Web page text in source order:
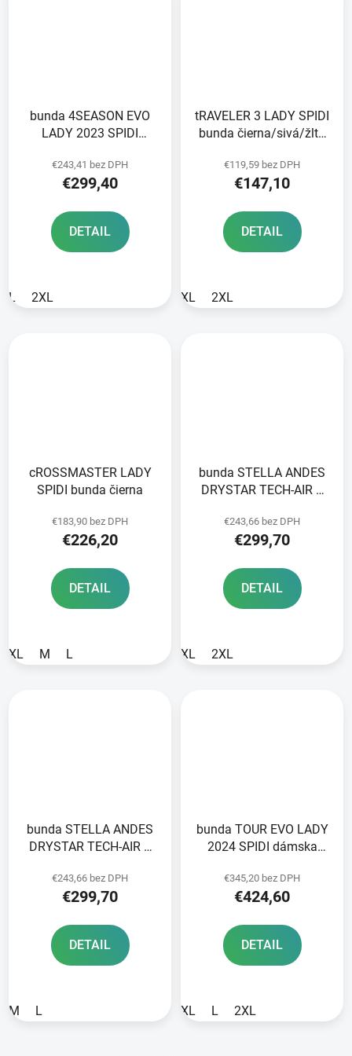
bunda 4SEASON EVO
LADY 2023 SPIDI
€243,41 bez DPH
€299,40
DETAIL
L 2XL
tRAVELER 3 LADY SPIDI
bunda čierna/sivá/žltá
€119,59 bez DPH
€147,10
DETAIL
XL 2XL
cROSSMASTER LADY
SPIDI bunda čierna
€183,90 bez DPH
€226,20
DETAIL
XL M L
bunda STELLA ANDES
DRYSTAR TECH-AIR 5
ALPINESTARS dámska
svetlo šedá/tmavo
€243,66 bez DPH
€299,70
DETAIL
XL 2XL
bunda STELLA ANDES
DRYSTAR TECH-AIR 5
ALPINESTARS
black/dark grey 2025
€243,66 bez DPH
€299,70
DETAIL
M L
bunda TOUR EVO LADY
2024 SPIDI dámska
€345,20 bez DPH
€424,60
DETAIL
XL L 2XL